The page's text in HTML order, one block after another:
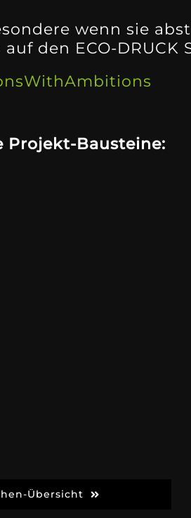
wenn sie
den ECO-DRUCK
Projekt-Bausteine:
Übersicht